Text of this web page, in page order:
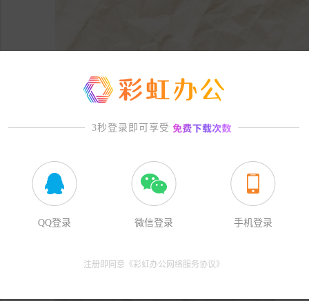
3秒登录即可享受
QQ登录 微信登录 手机登录
注册即同意《彩虹办公网络服务协议》